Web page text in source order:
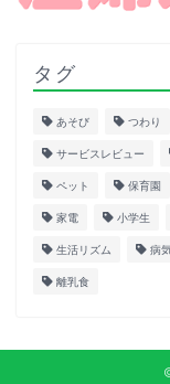
タグ
あそび つわり
サービスレビュー
ペット 保育園
家電 小学生
生活リズム 病
離乳食